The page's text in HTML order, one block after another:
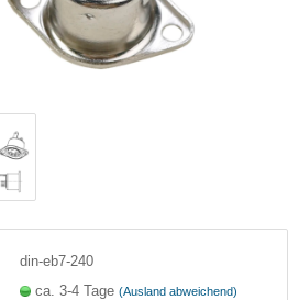
din-eb7-240
ca. 3-4 Tage(Ausland abweichend)